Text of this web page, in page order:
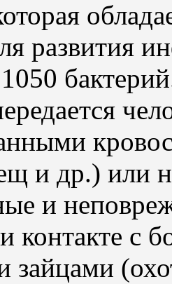
развития
и др.) или
и
контакте с
зайцами